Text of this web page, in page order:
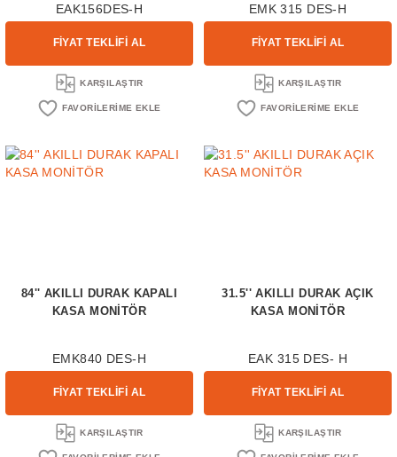
EAK156DES-H
FİYAT TEKLİFİ AL
KARŞILAŞTIR
EMK 315 DES-H
FİYAT TEKLİFİ AL
KARŞILAŞTIR
84'' AKILLI DURAK KAPALI
KASA MONİTÖR
EMK840 DES-H
FİYAT TEKLİFİ AL
KARŞILAŞTIR
31.5'' AKILLI DURAK AÇIK
KASA MONİTÖR
EAK 315 DES- H
FİYAT TEKLİFİ AL
KARŞILAŞTIR